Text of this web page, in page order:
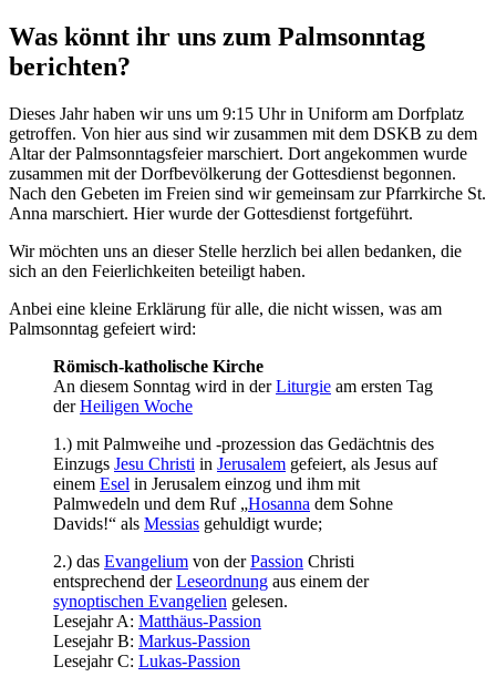
Was könnt ihr uns zum Palmsonntag
berichten?
Dieses Jahr haben wir uns um 9:15 Uhr in Uniform am Dorfplatz
getroffen. Von hier aus sind wir zusammen mit dem DSKB zu dem
Altar der Palmsonntagsfeier marschiert. Dort angekommen wurde
zusammen mit der Dorfbevölkerung der Gottesdienst begonnen.
Nach den Gebeten im Freien sind wir gemeinsam zur Pfarrkirche St.
Anna marschiert. Hier wurde der Gottesdienst fortgeführt.
Wir möchten uns an dieser Stelle herzlich bei allen bedanken, die
sich an den Feierlichkeiten beteiligt haben.
Anbei eine kleine Erklärung für alle, die nicht wissen, was am
Palmsonntag gefeiert wird:
Römisch-katholische Kirche
An diesem Sonntag wird in derLiturgie am ersten Tag
derHeiligen Woche
1.) mit Palmweihe und -prozession das Gedächtnis des
Einzugs Jesu Christi in Jerusalem gefeiert, als Jesus auf
einem Esel in Jerusalem einzog und ihm mit
Palmwedeln und dem Ruf „Hosanna dem Sohne
Davids!“ als Messias gehuldigt wurde;
2.) das Evangelium von derPassion Christi
entsprechend derLeseordnung aus einem der
synoptischen Evangelien gelesen.
Lesejahr A: Matthäus-Passion
Lesejahr B: Markus-Passion
Lesejahr C: Lukas-Passion